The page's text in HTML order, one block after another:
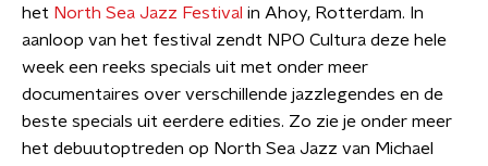
het North Sea Jazz Festival in Ahoy, Rotterdam. In
aanloop van het festival zendt NPO Cultura deze hele
week een reeks specials uit met onder meer
documentaires over verschillende jazzlegendes en de
beste specials uit eerdere edities. Zo zie je onder meer
het debuutoptreden op North Sea Jazz van Michael